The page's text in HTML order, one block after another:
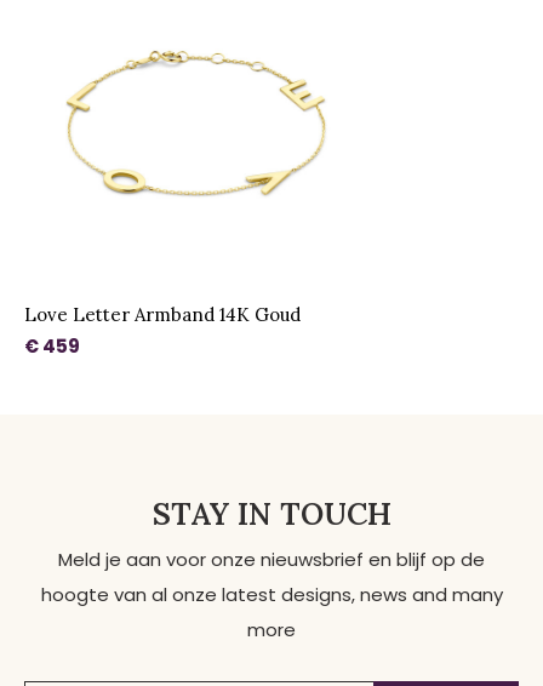
Love Letter Armband 14K Goud
€ 459
STAY IN TOUCH
Meld je aan voor onze nieuwsbrief en blijf op de
hoogte van al onze latest designs, news and many
more